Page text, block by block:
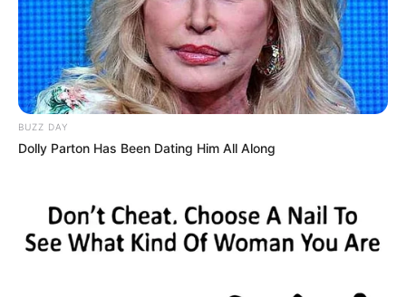
BUZZ DAY
Dolly Parton Has Been Dating Him All Along